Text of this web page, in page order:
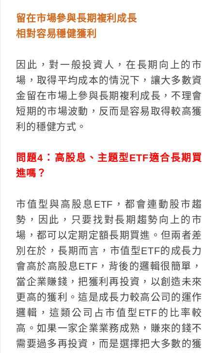
留在市場參與長期複利成長
相對容易穩健獲利
因此，對一般投資人，在長期向上的市
場，取得平均成本的情況下，讓大多數資
金留在市場上參與長期複利成長，不理會
短期的市場波動，反而是容易取得較高獲
利的穩健方式。
問題4：高股息、主題型ETF適合長期買
進嗎？
市值型與高股息ETF，都會連動股市趨
勢，因此，只要找對長期趨勢向上的市
場，都可以定期定額長期買進。但兩者差
別在於，長期而言，市值型ETF的成長力
會高於高股息ETF，背後的邏輯很簡單，
當企業賺錢，把獲利再投資，以創造未來
更高的獲利。這是成長力較高公司的運作
邏輯，這類公司占市值型ETF的比率較
高。如果一家企業業務成熟，賺來的錢不
需要過多再投資，而是選擇把大多數的獲